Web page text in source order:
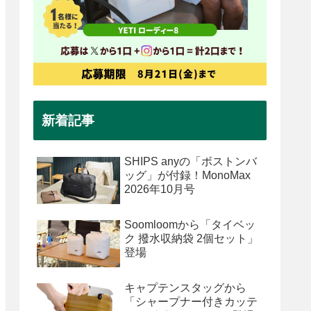
新着記事
SHIPS anyの「ボストンバ
ッグ」が付録！MonoMax
2026年10月号
Soomloomから「タイベッ
ク 撥水収納袋 2個セット」
登場
キャプテンスタッグから
「シャープナー付きカッテ